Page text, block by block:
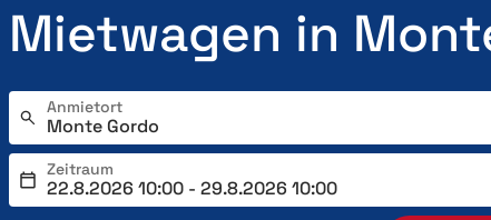
Mietwagen in
Anmietort
Zeitraum